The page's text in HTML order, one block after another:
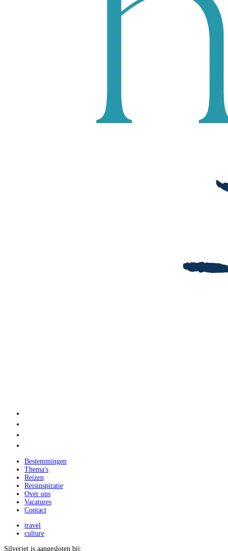
Bestemmingen
Thema's
Reizen
Reisinspiratie
Over ons
Vacatures
Contact
travel
culture
Silverjet is aangesloten bij: